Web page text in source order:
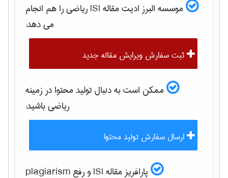
موسسه البرز ادیت مقاله ISI رياضیرا هم انجام
می دهد:
ثبت سفارش ویرایش مقاله جدید
ممکن است به دنبال تولید محتوا در زمینه
رياضیباشید:
ارسال سفارش تولید محتوا
پارافریز مقاله ISI و رفع plagiarism